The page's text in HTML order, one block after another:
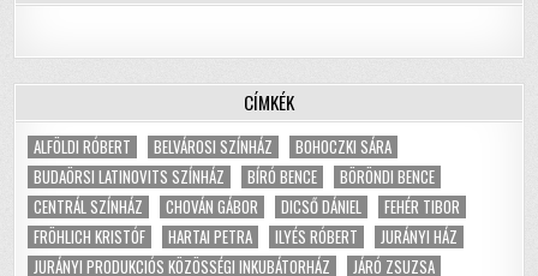
CÍMKÉK
ALFÖLDI RÓBERT BELVÁROSI SZÍNHÁZ
BOHOCZKI SÁRA
BUDAÖRSI LATINOVITS SZÍNHÁZ
BÍRÓ BENCE
BÖRÖNDI BENCE
CENTRÁL SZÍNHÁZ
CHOVÁN GÁBOR DICSŐ DÁNIEL
FEHÉR TIBOR
FRÖHLICH KRISTÓF
HARTAI PETRA ILYÉS RÓBERT
JURÁNYI HÁZ
JURÁNYI PRODUKCIÓS KÖZÖSSÉGI INKUBÁTORHÁZ
JÁRÓ ZSUZSA